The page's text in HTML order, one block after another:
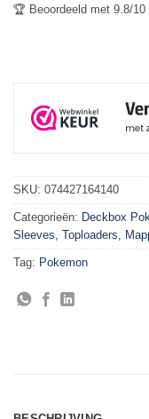
🏆 Beoordeeld met 9.8/10
SKU: 074427164140
Categorieën: Deckbox
Sleeves, Toploaders,
Tag: Pokemon